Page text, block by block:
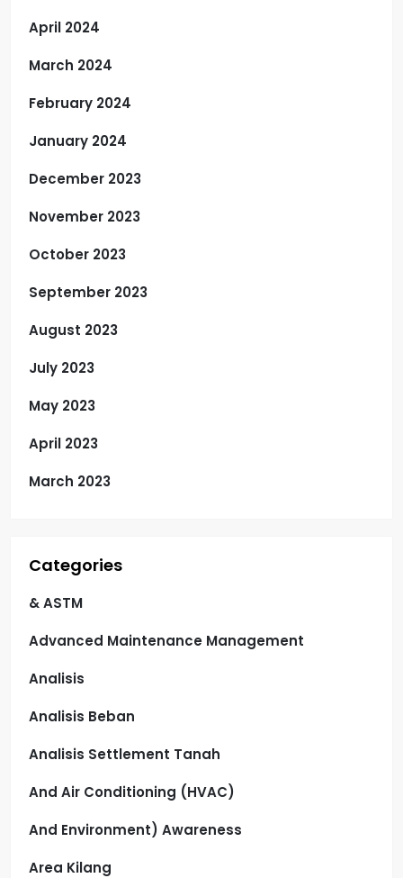
April 2024
March 2024
February 2024
January 2024
December 2023
November 2023
October 2023
September 2023
August 2023
July 2023
May 2023
April 2023
March 2023
Categories
& ASTM
Advanced Maintenance Management
Analisis
Analisis Beban
Analisis Settlement Tanah
And Air Conditioning (HVAC)
And Environment) Awareness
Area Kilang